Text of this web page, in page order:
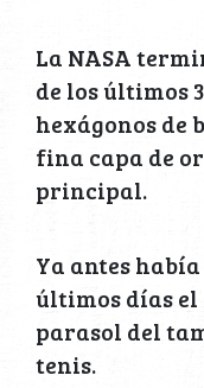
La NASA
de los últimos
hexágonos de
fina capa de
principal.
Ya antes
últimos días el
parasol del
tenis.